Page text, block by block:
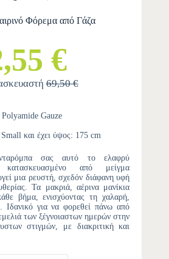
Φόρεμα από Γάζα
€
69,50 €
Gauze
και έχει ύψος: 175 cm
σας αυτό το ελαφρύ
κατασκευασμένο από μείγμα
μια ρευστή, σχεδόν διάφανη υφή
Τα μακριά, αέρινα μανίκια
βήμα, ενισχύοντας τη χαλαρή,
Ιδανικό για να φορεθεί πάνω από
των ξέγνοιαστων ημερών στην
στιγμών, με διακριτική και